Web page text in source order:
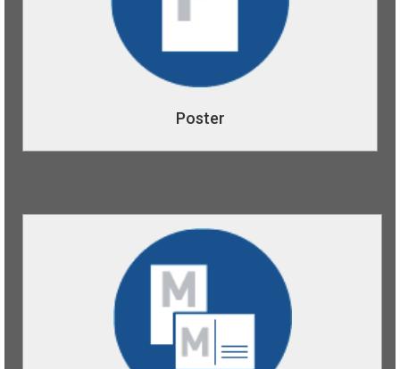
Poster
und Poster mit UV- und witterungsbeständigem Papier).
Bei uns können Sie Poster und Plakate in allen gängigen
DIN Formaten preiswert und in erstklassiger Premium-
Druckqualität bestellen!
Wir liefern personalisierte und individuelle Mailings mit
denen Sie Ihre Kunden direkt und wirkungsvoll
ansprechen und die Kundenbindung erhöhen. Dabei
kümmern wir uns von der Konzeption, bis zur Produktion